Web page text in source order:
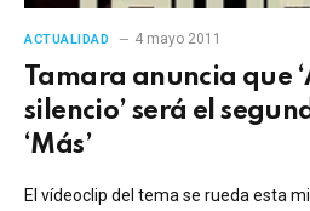
ACTUALIDAD 4 mayo 2011
Tamara anuncia que
silencio’ será el
‘Más’
El vídeoclip del tema se rueda esta